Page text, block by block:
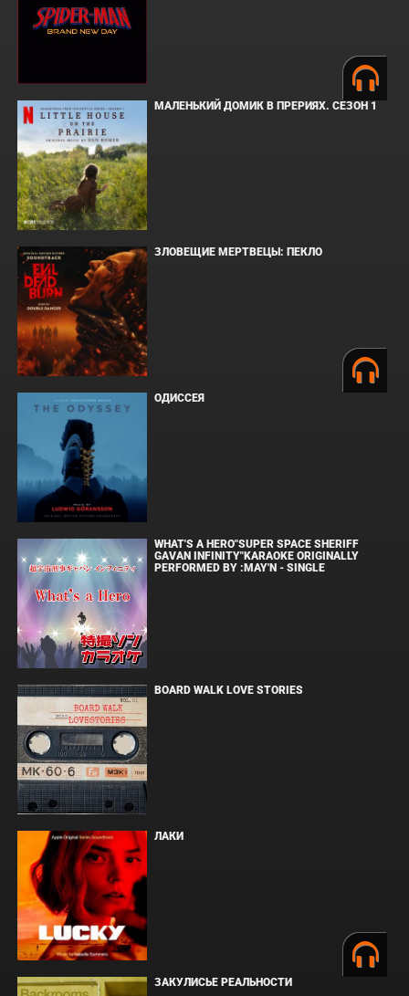
МАЛЕНЬКИЙ ДОМИК В ПРЕРИЯХ. СЕЗОН 1
ЗЛОВЕЩИЕ МЕРТВЕЦЫ: ПЕКЛО
ОДИССЕЯ
WHAT'S A HERO"SUPER SPACE SHERIFF
GAVAN INFINITY"KARAOKE ORIGINALLY
PERFORMED BY :MAY'N - SINGLE
BOARD WALK LOVE STORIES
ЛАКИ
ЗАКУЛИСЬЕ РЕАЛЬНОСТИ